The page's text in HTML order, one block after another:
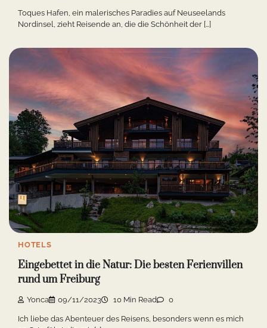
Toques Hafen, ein malerisches Paradies auf Neuseelands
Nordinsel, zieht Reisende an, die die Schönheit der […]
HOTELS
Eingebettet in die Natur: Die besten Ferienvillen
rund um Freiburg
Yonca 09/11/2023 10 Min Read 0
Ich liebe das Abenteuer des Reisens, besonders wenn es mich